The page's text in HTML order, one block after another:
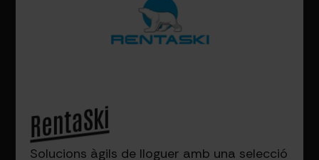
RentaSki
Solucions àgils de lloguer amb una selecció